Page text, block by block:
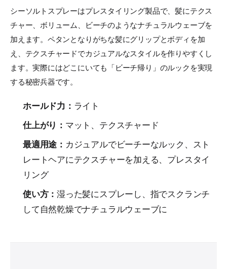
シーソルトスプレーはプレスタイリング製品で、髪にテクス
チャー、ボリューム、ビーチのようなナチュラルウェーブを
加えます。ペタンとなりがちな髪にグリップとボディを加
え、テクスチャードでカジュアルなスタイルを作りやすくし
ます。実際にはどこにいても「ビーチ帰り」のルックを実現
する秘密兵器です。
ホールド力： ライト
仕上がり： マット、テクスチャード
最適用途： カジュアルでビーチーなルック、スト
レートヘアにテクスチャーを加える、プレスタイ
リング
使い方：湿った髪にスプレーし、指でスクランチ
して自然乾燥でナチュラルウェーブに